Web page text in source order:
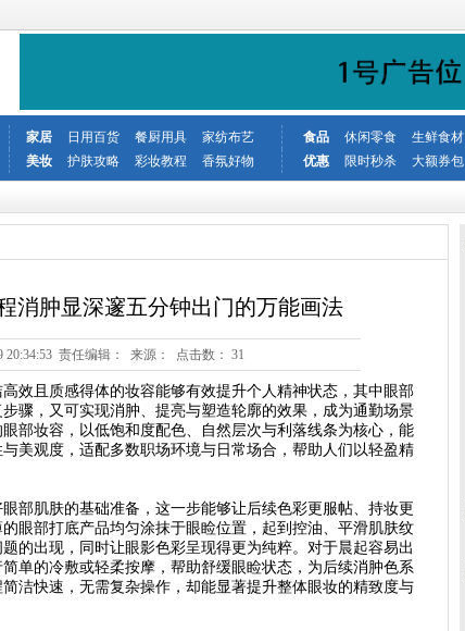
家居 日用百货 餐厨用具 家纺布艺 食品 休闲零食 生鲜食材
美妆 护肤攻略 彩妆教程 香氛好物 优惠 限时秒杀 大额券包
消肿显深邃五分钟出门的万能画法
20:34:53 责任编辑： 来源： 点击数： 31
效且质感得体的妆容能够有效提升个人精神状态，其中眼部
骤，又可实现消肿、提亮与塑造轮廓的效果，成为通勤场景
部妆容，以低饱和度配色、自然层次与利落线条为核心，能
美观度，适配多数职场环境与日常场合，帮助人们以轻盈精
部肌肤的基础准备，这一步能够让后续色彩更服帖、持妆更
眼部打底产品均匀涂抹于眼睑位置，起到控油、平滑肌肤纹
的出现，同时让眼影色彩呈现得更为纯粹。对于晨起容易出
单的冷敷或轻柔按摩，帮助舒缓眼睑状态，为后续消肿色系
洁快速，无需复杂操作，却能显著提升整体眼妆的精致度与